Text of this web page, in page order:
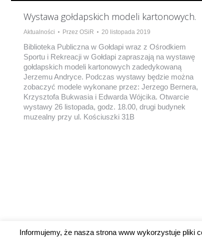
Wystawa gołdapskich modeli kartonowych.
Aktualności Przez OSiR 20 listopada 2019
Biblioteka Publiczna w Gołdapi wraz z Ośrodkiem
Sportu i Rekreacji w Gołdapi zapraszają na wystawę
gołdapskich modeli kartonowych zadedykowaną
Jerzemu Andryce. Podczas wystawy będzie można
zobaczyć modele wykonane przez: Jerzego Bernera,
Krzysztofa Bukwasia i Edwarda Wójcika. Otwarcie
wystawy 26 listopada, godz. 18.00, drugi budynek
muzealny przy ul. Kościuszki 31B
Informujemy, że nasza strona www wykorzystuje pliki